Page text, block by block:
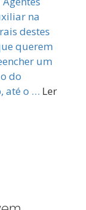
na
destes
querem
um
do
até o … Ler